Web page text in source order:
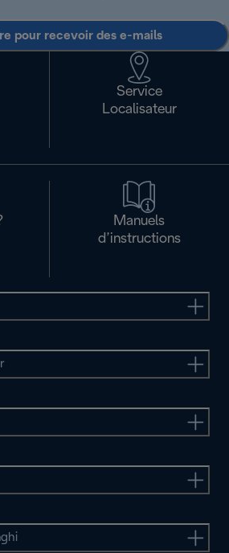
pour recevoir des e-mails
Service
Localisateur
Manuels
d’instructions